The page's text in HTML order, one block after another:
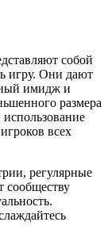
собой
игру. Они дают
имидж и
размера
всех
регулярные
сообществу